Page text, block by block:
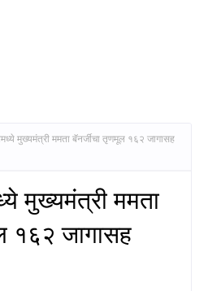
मुख्यमंत्री ममता बॅनर्जीचा तृणमूल १६२ जागासह
मुख्यमंत्री ममता
१६२ जागासह